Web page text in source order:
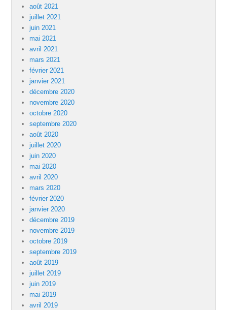
août 2021
juillet 2021
juin 2021
mai 2021
avril 2021
mars 2021
février 2021
janvier 2021
décembre 2020
novembre 2020
octobre 2020
septembre 2020
août 2020
juillet 2020
juin 2020
mai 2020
avril 2020
mars 2020
février 2020
janvier 2020
décembre 2019
novembre 2019
octobre 2019
septembre 2019
août 2019
juillet 2019
juin 2019
mai 2019
avril 2019